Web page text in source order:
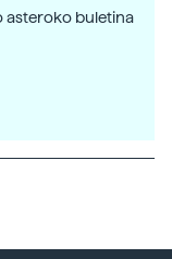
asteroko buletina